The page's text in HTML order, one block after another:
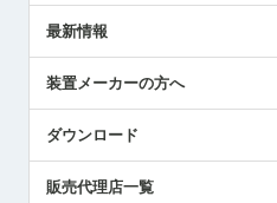
受賞履歴
採用情報
国/地域/言語
ツールセッタ製品
エアマイクロセンサ製品
最新情報
メトロールの技術
社員ブログ
中小企業のBCP地震対策
装置メーカーの方へ
ダウンロード
販売代理店一覧